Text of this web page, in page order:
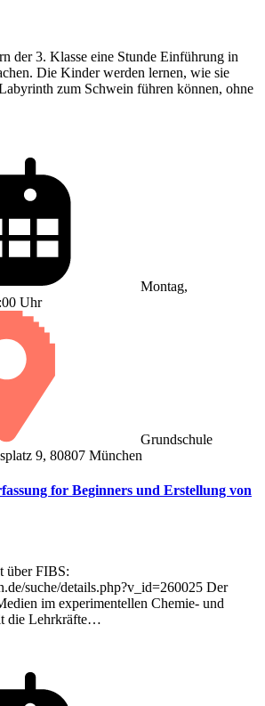
der 3. Klasse eine Stunde Einführung in
Die Kinder werden lernen, wie sie
zum Schwein führen können, ohne
Montag,
Uhr
Grundschule
9, 80807 München
for Beginners und Erstellung von
über FIBS:
suche/details.php?v_id=260025 Der
im experimentellen Chemie- und
die Lehrkräfte…